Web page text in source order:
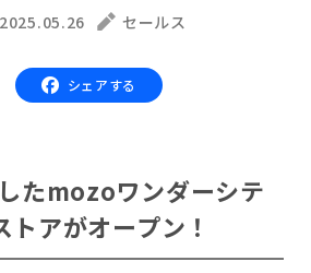
ル
3.0
詳しく
ービス
- 日本橋浜町
を探す
ーン
2025.05.26 セールス
シェアする
たmozoワンダーシテ
アがオープン！